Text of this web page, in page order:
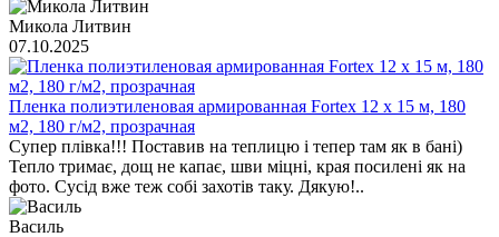
Микола Литвин
07.10.2025
Пленка полиэтиленовая армированная Fortex 12 х 15 м, 180
м2, 180 г/м2, прозрачная
Супер плівка!!! Поставив на теплицю і тепер там як в бані)
Тепло тримає, дощ не капає, шви міцні, края посилені як на
фото. Сусід вже теж собі захотів таку. Дякую!..
Василь